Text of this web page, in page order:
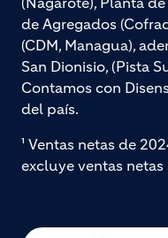
de Agregados
(CDM, Managua),
San Dionisio, (Pista
Contamos con
del país.
¹ Ventas netas de
excluye ventas netas